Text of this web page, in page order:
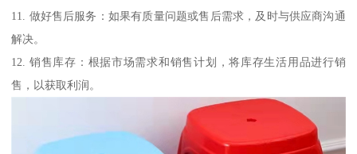
11. 做好售后服务：如果有质量问题或售后需求，及时与供应商沟通
解决。
12. 销售库存：根据市场需求和销售计划，将库存生活用品进行销
售，以获取利润。